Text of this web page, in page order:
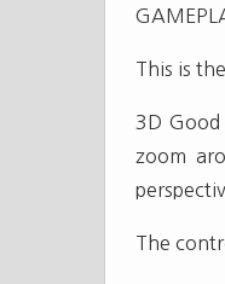
This is
3D
zoom
The